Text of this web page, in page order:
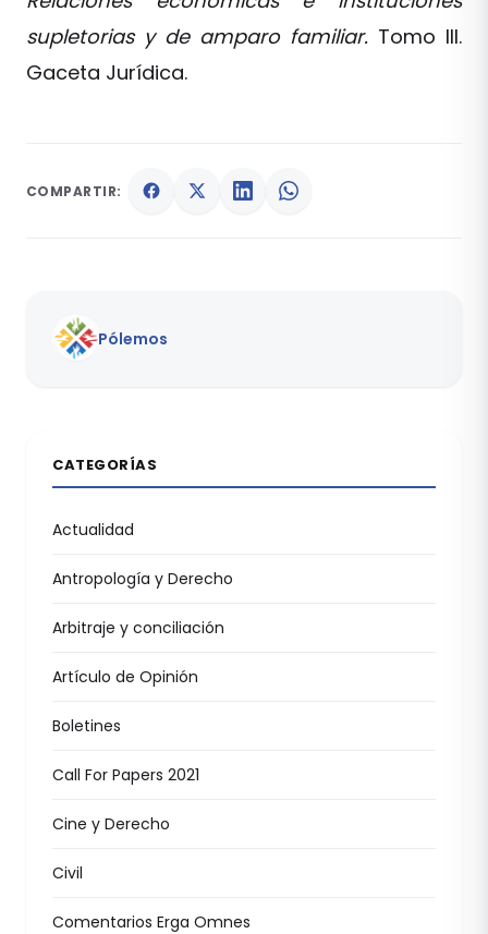
supletorias y de amparo familiar. Tomo III.
Gaceta Jurídica.
COMPARTIR:
Pólemos
CATEGORÍAS
Actualidad
Antropología y Derecho
Arbitraje y conciliación
Artículo de Opinión
Boletines
Call For Papers 2021
Cine y Derecho
Civil
Comentarios Erga Omnes